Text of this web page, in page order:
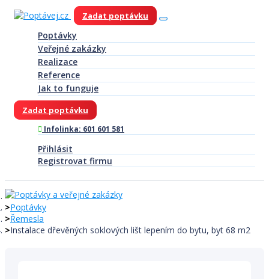
Zadat poptávku
Poptávky
Veřejné zakázky
Realizace
Reference
Jak to funguje
Zadat poptávku
Infolinka: 601 601 581
Přihlásit
Registrovat firmu
Poptávky
Řemesla
Instalace dřevěných soklových lišt lepením do bytu, byt 68 m2